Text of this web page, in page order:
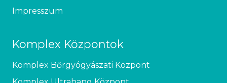
Impresszum
Komplex Központok
Komplex Bőrgyógyászati Központ